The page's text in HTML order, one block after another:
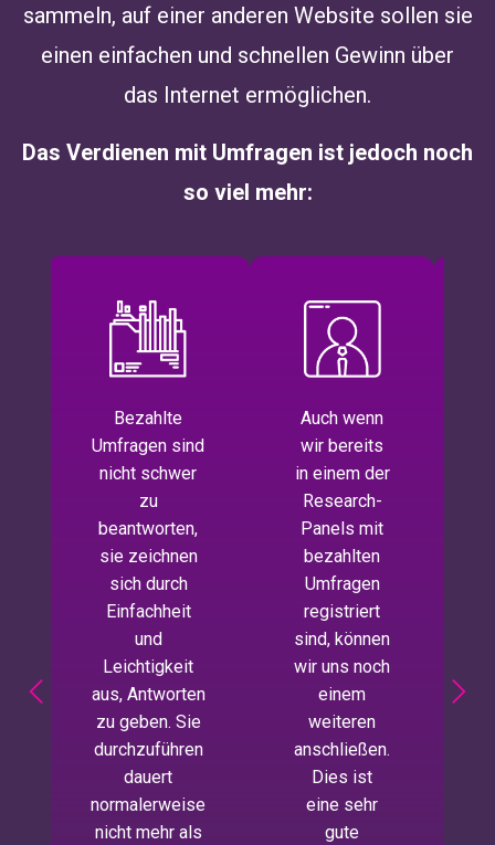
sammeln, auf einer anderen Website sollen sie
einen einfachen und schnellen Gewinn über
das Internet ermöglichen.
Das Verdienen mit Umfragen ist jedoch noch
so viel mehr:
Bezahlte
Umfragen sind
nicht schwer
zu
beantworten,
sie zeichnen
sich durch
Einfachheit
und
Leichtigkeit
aus, Antworten
zu geben. Sie
durchzuführen
dauert
normalerweise
nicht mehr als
Auch wenn
wir bereits
in einem der
Research-
Panels mit
bezahlten
Umfragen
registriert
sind, können
wir uns noch
einem
weiteren
anschließen.
Dies ist
eine sehr
gute